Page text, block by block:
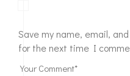
Save my name, email,
for the next time I